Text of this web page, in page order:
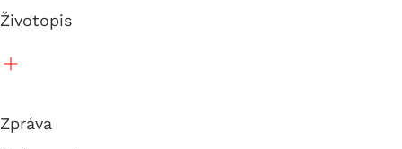
Životopis
Zpráva